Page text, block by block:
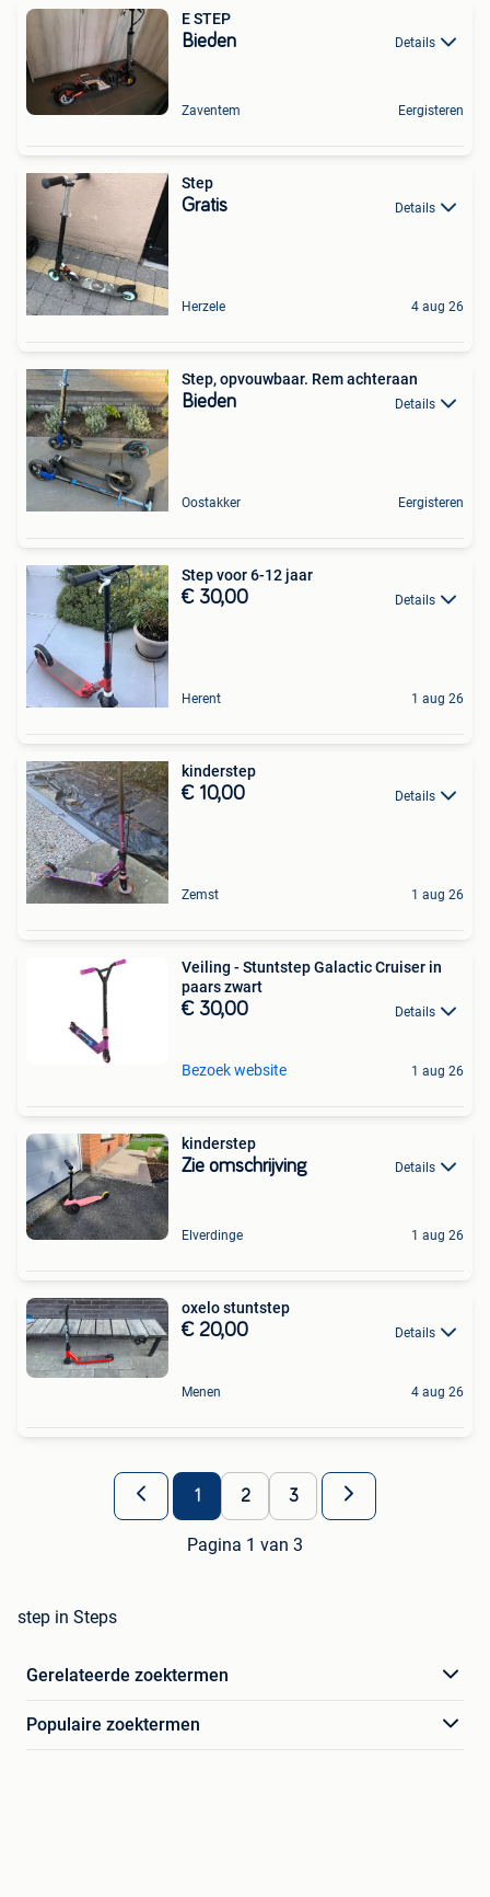
E STEP
Bieden Details
Zaventem Eergisteren
Step
Gratis Details
Herzele 4 aug 26
Step, opvouwbaar. Rem achteraan
Bieden Details
Oostakker Eergisteren
Step voor 6-12 jaar
€ 30,00 Details
Herent 1 aug 26
kinderstep
€ 10,00 Details
Zemst 1 aug 26
Veiling - Stuntstep Galactic Cruiser in
paars zwart
€ 30,00 Details
Bezoek website 1 aug 26
kinderstep
Zie omschrijving Details
Elverdinge 1 aug 26
oxelo stuntstep
€ 20,00 Details
Menen 4 aug 26
1 2 3
Pagina 1 van 3
step in Steps
Gerelateerde zoektermen
Populaire zoektermen